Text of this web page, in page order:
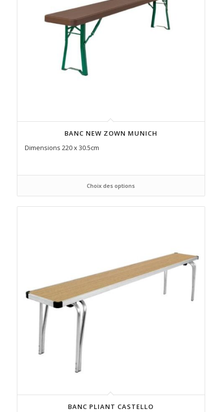
BANC NEW ZOWN MUNICH
Dimensions 220 x 30.5cm
Choix des options
BANC PLIANT CASTELLO